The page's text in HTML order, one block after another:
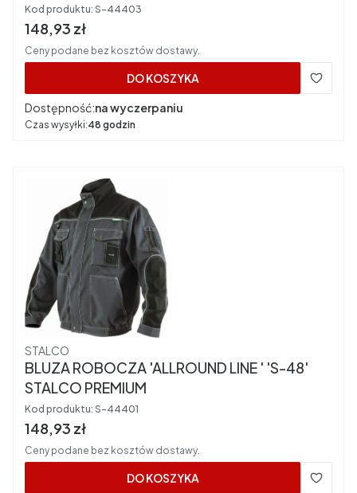
Kod produktu: S-44403
Cena brutto
148,93 zł
Ceny podane bez kosztów dostawy.
DO KOSZYKA
Dostępność:na wyczerpaniu
Czas wysyłki:48 godzin
Producent
STALCO
BLUZA ROBOCZA 'ALLROUND LINE ' 'S-48'
STALCO PREMIUM
Kod produktu: S-44401
Cena brutto
148,93 zł
Ceny podane bez kosztów dostawy.
DO KOSZYKA